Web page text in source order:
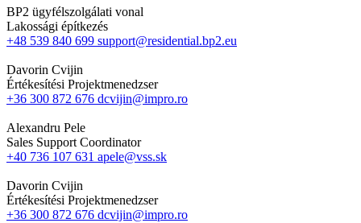
BP2 ügyfélszolgálati vonal
Lakossági építkezés
+48 539 840 699 support@residential.bp2.eu
Davorin Cvijin
Értékesítési Projektmenedzser
+36 300 872 676 dcvijin@impro.ro
Alexandru Pele
Sales Support Coordinator
+40 736 107 631 apele@vss.sk
Davorin Cvijin
Értékesítési Projektmenedzser
+36 300 872 676 dcvijin@impro.ro